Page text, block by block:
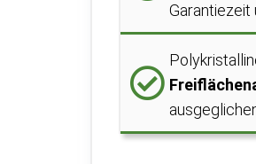
Garantiezeit